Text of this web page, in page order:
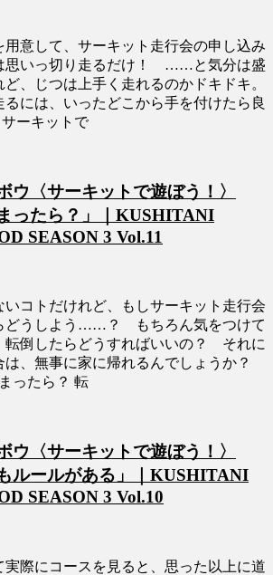
用意して、サーキット走行会の申し込み
思いっ切り走るだけ！ ……と気分は盛
、じつは上手く走れるのかドキドキ。
には、いったどこから手を付けたら良
ーキットで
ウ〈サーキットで遊ぼう！〉
ったら？」｜KUSHITANI
SEASON 3 Vol.11
コトだけれど、もしサーキット走行会
どうしよう……？ もちろん気をつけて
転倒したらどうすればいいの？ それに
、無事に家に帰れるんでしょうか？
ったら？ 転
ウ〈サーキットで遊ぼう！〉
ルールがある」｜KUSHITANI
SEASON 3 Vol.10
際にコースを見ると、思った以上に道